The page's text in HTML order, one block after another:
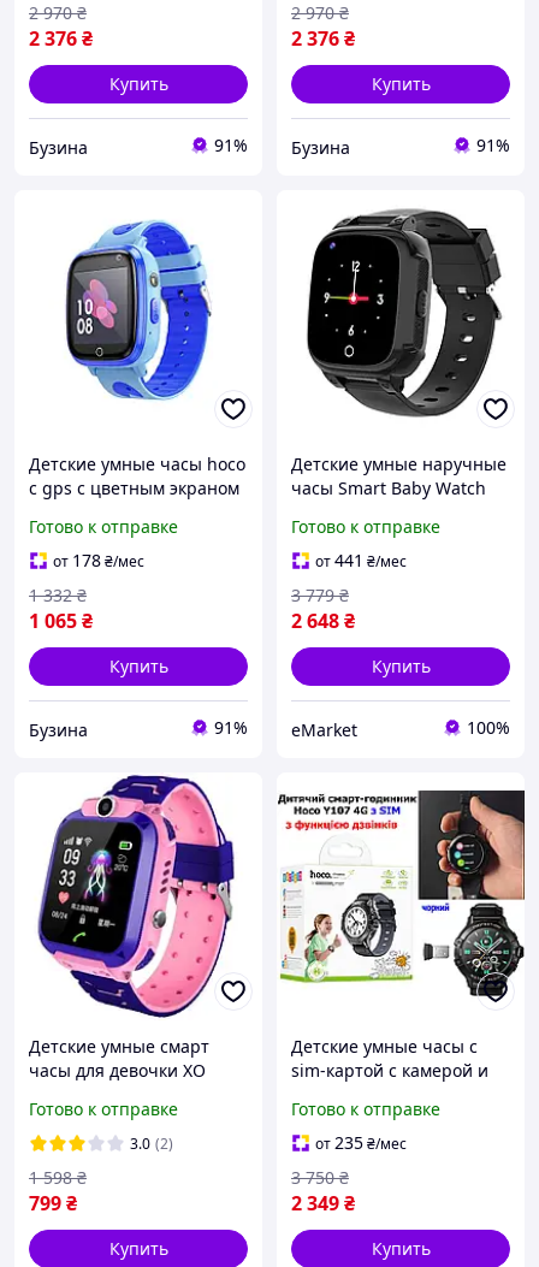
2 376₴
2 970 ₴
Купить
Бузина 91%
2 376₴
2 970 ₴
Купить
Бузина 91%
Детские умные часы hoco
с gps с цветным экраном
Готово к отправке
от 178₴/мес
1 065₴
1 332 ₴
Купить
Бузина 91%
Детские умные наручные
часы Smart Baby Watch
D10-2026
Готово к отправке
от441 ₴/мес
2 648₴
3 779 ₴
Купить
eMarket 100%
Детские умные смарт
часы для девочки XO
сим картой камерой и
GPS розовые
Готово к отправке
3.0 (2)
799₴
1 598 ₴
Купить
Детские умные часы с
sim-картой с камерой и
смарт часы Часы с
симкартой черный
Готово к отправке
от235₴/мес
2 349₴
3 750 ₴
Купить